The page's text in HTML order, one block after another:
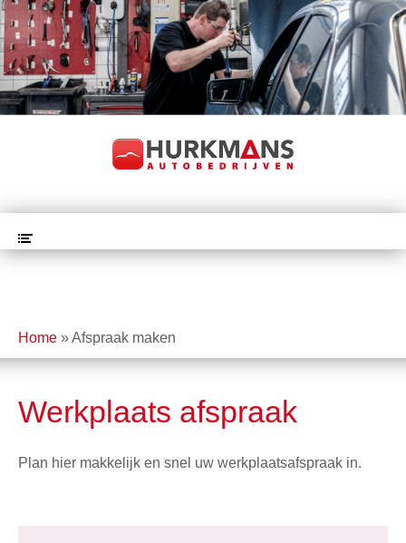
Home »Afspraak maken
Werkplaats afspraak
Plan hier makkelijk en snel uw werkplaatsafspraak in.